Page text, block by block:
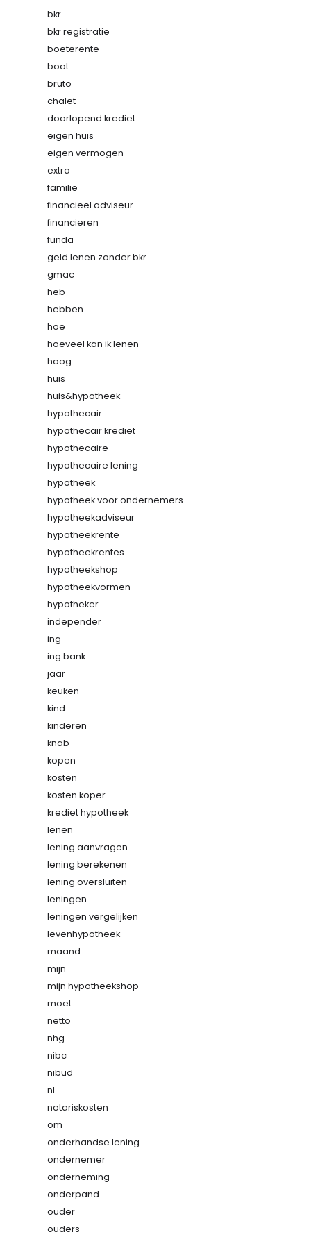
bkr
bkr registratie
boeterente
boot
bruto
chalet
doorlopend krediet
eigen huis
eigen vermogen
extra
familie
financieel adviseur
financieren
funda
geld lenen zonder bkr
gmac
heb
hebben
hoe
hoeveel kan ik lenen
hoog
huis
huis&hypotheek
hypothecair
hypothecair krediet
hypothecaire
hypothecaire lening
hypotheek
hypotheek voor ondernemers
hypotheekadviseur
hypotheekrente
hypotheekrentes
hypotheekshop
hypotheekvormen
hypotheker
independer
ing
ing bank
jaar
keuken
kind
kinderen
knab
kopen
kosten
kosten koper
krediet hypotheek
lenen
lening aanvragen
lening berekenen
lening oversluiten
leningen
leningen vergelijken
levenhypotheek
maand
mijn
mijn hypotheekshop
moet
netto
nhg
nibc
nibud
nl
notariskosten
om
onderhandse lening
ondernemer
onderneming
onderpand
ouder
ouders